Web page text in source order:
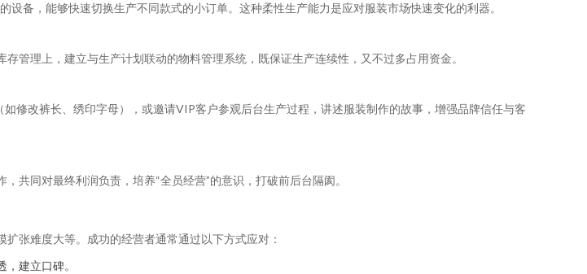
设备，能够快速切换生产不同款式的小订单。这种柔性生产能力是应对服装市场快速变化的利器。
管理上，建立与生产计划联动的物料管理系统，既保证生产连续性，又不过多占用资金。
修改裤长、绣印字母），或邀请VIP客户参观后台生产过程，讲述服装制作的故事，增强品牌信任与客
共同对最终利润负责，培养“全员经营”的意识，打破前后台隔阂。
张难度大等。成功的经营者通常通过以下方式应对：
建立口碑。